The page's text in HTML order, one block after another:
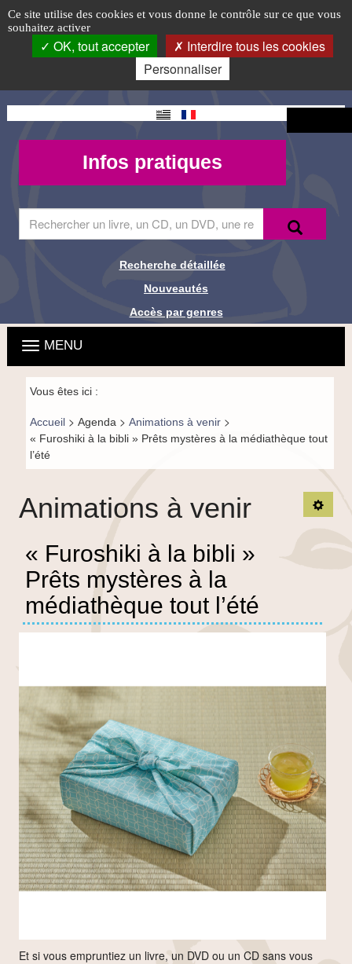
Panneau de gestion des cookies
Ce site utilise des cookies et vous donne le contrôle sur ce que vous
souhaitez activer
OK, tout accepter
Interdire tous les cookies
Personnaliser
Accéder
au
menu
principal
Accéder
au
contenu
Accéder
à
connexion
«
Furoshiki
la
bibli
mystères
médiathèque
tout
l’été
Logo
top-
Changement
de langue
Mon
compte -
Infos
pratiques
Infos pratiques
Recherche
site
Recherche détaillée
Nouveautés
Accès par genres
Menu
principal
Ouvrir
la
navigation
Fil de
navigation-
FR
Vous êtes ici :
Accueil > Agenda > Animations à venir >
« Furoshiki à la bibli » Prêts mystères à la médiathèque tout
l’été
Animations à venir
« Furoshiki à la bibli »
Prêts mystères à la
médiathèque tout l’été
Et si vous empruntiez un livre, un DVD ou un CD sans vous